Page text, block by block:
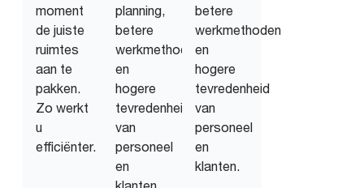
moment
de juiste
ruimtes
aan te
pakken.
Zo werkt
u
efficiënter.
planning,
betere
werkmethoden
en
hogere
tevredenheid
van
personeel
en
betere
werkmethoden
en
hogere
tevredenheid
van
personeel
en
klanten.